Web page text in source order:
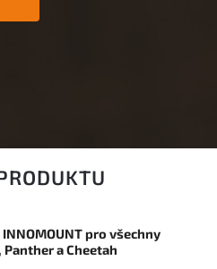
pro všechny
Panther a Cheetah